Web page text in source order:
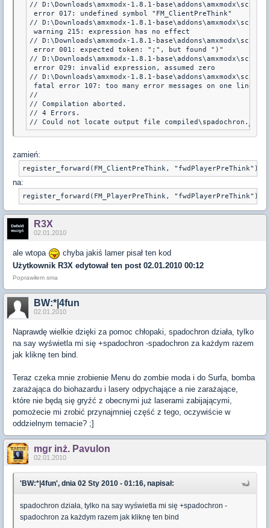
// D:\Downloads\amxmodx-1.8.1-
error 017: undefined symbol "FM_ClientPreThink"
// D:\Downloads\amxmodx-1.8.1-
warning 215: expression has no effect
// D:\Downloads\amxmodx-1.8.1-
error 001: expected token: ";", but found ")"
// D:\Downloads\amxmodx-1.8.1-
error 029: invalid expression, assumed zero
// D:\Downloads\amxmodx-1.8.1-
fatal error 107: too many error messages on one line
//
// Compilation aborted.
// 4 Errors.
// Could not locate output file compiled\spadochron. amx
zamień:
register_forward(FM_ClientPreThink, "fwdPlayerPreThink");
na:
R3X
02.01.2010
ale wtopa
chyba jakiś lamer pisał ten kod
Użytkownik R3X edytował ten post 02.01.2010 00:12
Poprawiłem sma
BW:*|4fun
02.01.2010
Naprawdę wielkie dzięki za pomoc chłopaki, spadochron działa, tylko
na say wyświetla mi się +spadochron -spadochron za każdym razem
jak kliknę ten bind.
Teraz czeka mnie zrobienie Menu do zombie moda i do Surfa, bomba
zarażająca do biohazardu i lasery odpychające a nie zarażające,
które nie będą się gryźć z obecnymi już laserami zabijającymi,
pomożecie mi zrobić przynajmniej część z tego, oczywiście w
oddzielnym temacie? ;]
mgr inż. Pavulon
02.01.2010
'BW:*|4fun', dnia 02 Sty 2010 - 01:16, napisał:
spadochron działa, tylko na say wyświetla mi się +spadochron -
spadochron za każdym razem jak kliknę ten bind